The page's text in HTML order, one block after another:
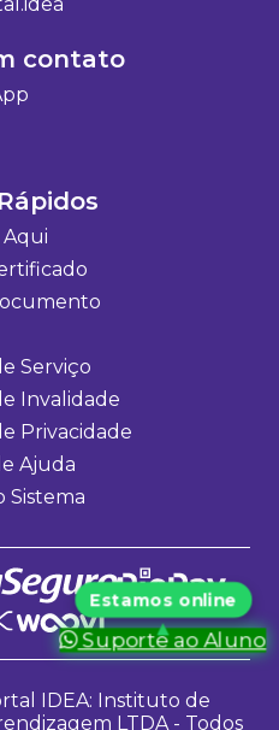
Suporte ao Aluno
contato
Serviço
Invalidade
Privacidade
Ajuda
Sistema
IDEA: Instituto de
LTDA - Todos